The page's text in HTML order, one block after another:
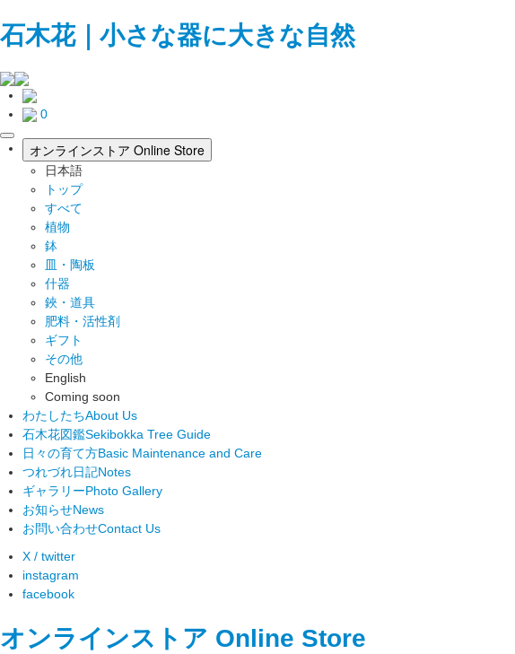
石木花｜小さな器に大きな自然
0
toggle
navigation
オンラインストア Online Store
日本語
トップ
すべて
植物
鉢
皿・陶板
什器
鋏・道具
肥料・活性剤
ギフト
その他
English
Coming soon
わたしたちAbout Us
石木花図鑑Sekibokka Tree Guide
日々の育て方Basic Maintenance and Care
つれづれ日記Notes
ギャラリーPhoto Gallery
お知らせNews
お問い合わせContact Us
X / twitter
instagram
facebook
オンラインストア Online Store